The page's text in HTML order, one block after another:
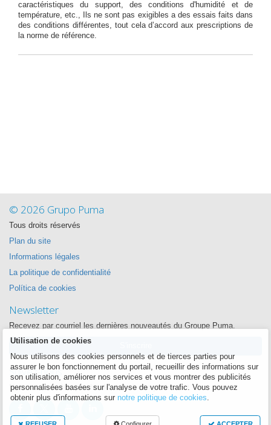
caractéristiques du support, des conditions d'humidité et de
température, etc., Ils ne sont pas exigibles a des essais faits dans
des conditions différentes, tout cela d’accord aux prescriptions de
la norme de référence.
© 2026 Grupo Puma
Tous droits réservés
Plan du site
Informations légales
La politique de confidentialité
Política de cookies
Newsletter
Recevez par courriel les dernières nouveautés du Groupe Puma.
Suivez-nous
Nous voulons être proche de vous à chaque instant
Utilisation de cookies
Nous utilisons des cookies personnels et de tierces parties pour
assurer le bon fonctionnement du portail, recueillir des informations sur
son utilisation, améliorer nos services et vous montrer des publicités
personnalisées basées sur l'analyse de votre trafic. Vous pouvez
obtenir plus d'informations sur notre politique de cookies.